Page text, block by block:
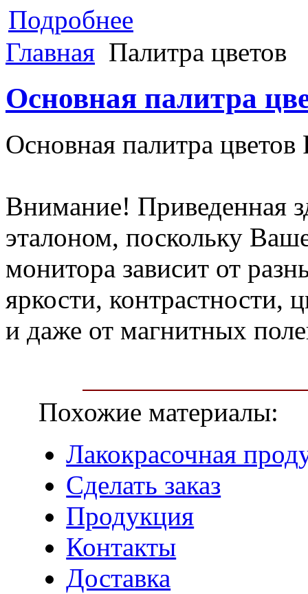
Подробнее
Главная Палитра цветов
Основная палитра
Основная палитра
Внимание! Приведенная
эталоном, поскольку
монитора зависит от
яркости, контрастности,
и даже от магнитных
Похожие материалы:
Лакокрасочная
Сделать заказ
Продукция
Контакты
Доставка